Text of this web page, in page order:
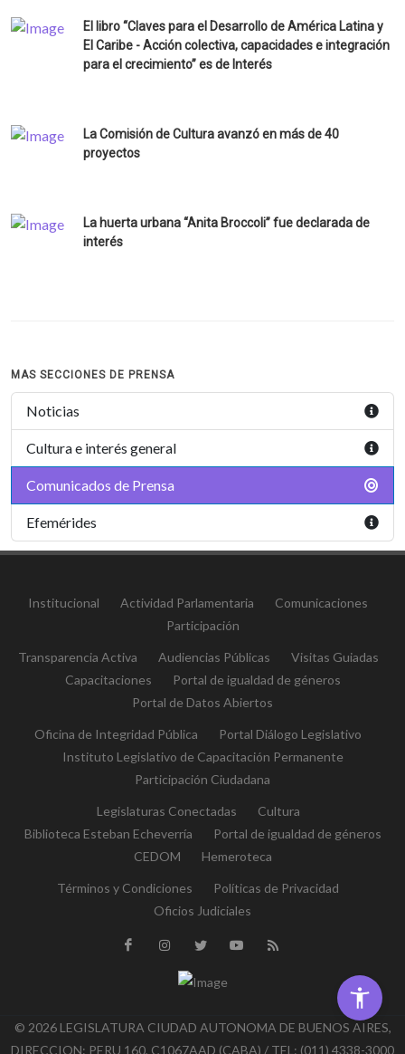
El libro “Claves para el Desarrollo de América Latina y
El Caribe - Acción colectiva, capacidades e integración
para el crecimiento” es de Interés
La Comisión de Cultura avanzó en más de 40
proyectos
La huerta urbana “Anita Broccoli” fue declarada de
interés
MAS SECCIONES DE PRENSA
Noticias
Cultura e interés general
Comunicados de Prensa
Efemérides
Institucional Actividad Parlamentaria
Comunicaciones
Participación
Transparencia Activa Audiencias Públicas
Visitas Guiadas
Capacitaciones
Portal de igualdad de géneros
Portal de Datos Abiertos
Oficina de Integridad Pública
Portal Diálogo Legislativo
Instituto Legislativo de Capacitación Permanente
Participación Ciudadana
Legislaturas Conectadas
Cultura
Biblioteca Esteban Echeverría
Portal de igualdad de géneros
CEDOM
Hemeroteca
Términos y Condiciones
Políticas de Privacidad
Oficios Judiciales
© 2026 LEGISLATURA CIUDAD AUTONOMA DE BUENOS AIRES,
DIRECCION: PERU 160, C1067AAD (CABA) / TEL: (011) 4338-3000